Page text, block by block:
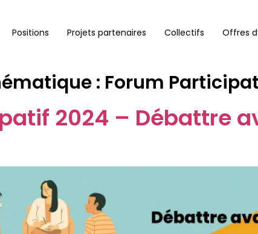
Positions Projets partenaires Collectifs Offres
: Forum
2024 – Débattre